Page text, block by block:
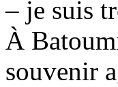
– je suis
À
souvenir